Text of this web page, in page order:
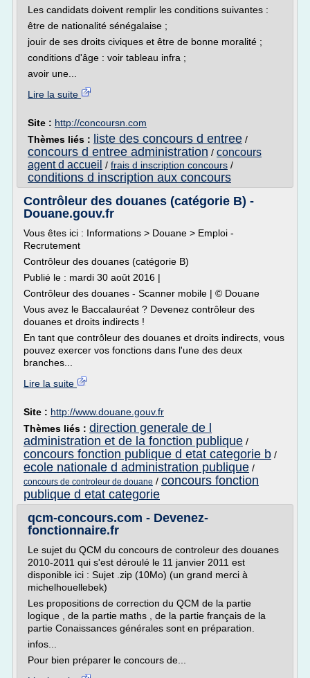
Les candidats doivent remplir les conditions suivantes :
être de nationalité sénégalaise ;
jouir de ses droits civiques et être de bonne moralité ;
conditions d'âge : voir tableau infra ;
avoir une...
Lire la suite
Site : http://concoursn.com
Thèmes liés :
liste des concours d entree /
concours d entree administration / concours
agent d accueil / frais d inscription concours /
conditions d inscription aux concours
Contrôleur des douanes (catégorie B) -
Douane.gouv.fr
Vous êtes ici : Informations > Douane > Emploi -
Recrutement
Contrôleur des douanes (catégorie B)
Publié le : mardi 30 août 2016 |
Contrôleur des douanes - Scanner mobile | © Douane
Vous avez le Baccalauréat ? Devenez contrôleur des
douanes et droits indirects !
En tant que contrôleur des douanes et droits indirects, vous
pouvez exercer vos fonctions dans l'une des deux
branches...
Lire la suite
Site : http://www.douane.gouv.fr
Thèmes liés : direction generale de l
administration et de la fonction publique /
concours fonction publique d etat categorie b /
ecole nationale d administration publique /
concours de controleur de douane / concours fonction
publique d etat categorie
qcm-concours.com - Devenez-
fonctionnaire.fr
Le sujet du QCM du concours de controleur des douanes
2010-2011 qui s'est déroulé le 11 janvier 2011 est
disponible ici : Sujet .zip (10Mo) (un grand merci à
michelhouellebek)
Les propositions de correction du QCM de la partie
logique , de la partie maths , de la partie français de la
partie Conaissances générales sont en préparation.
infos...
Pour bien préparer le concours de...